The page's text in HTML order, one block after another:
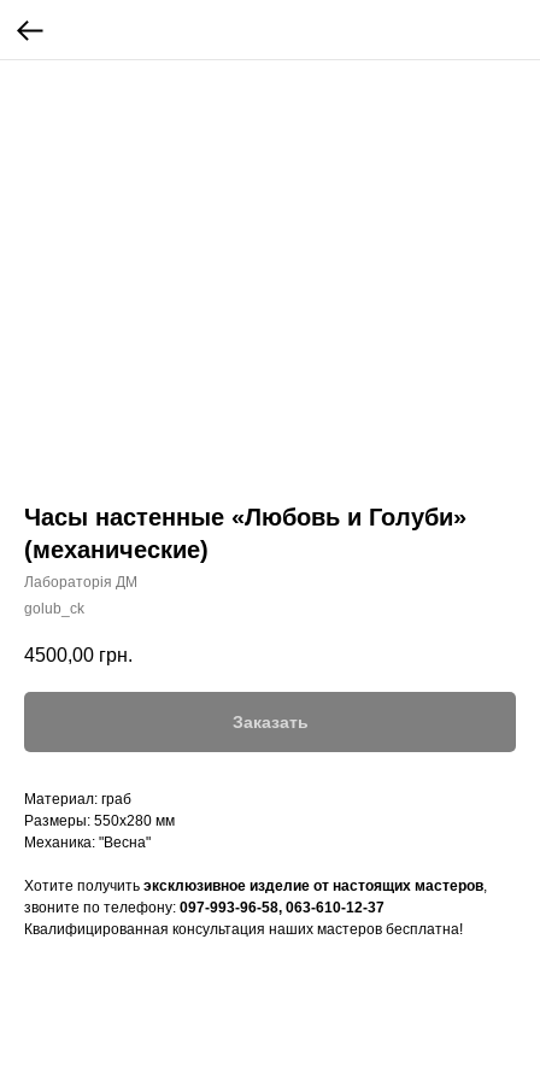
Часы настенные «Любовь и Голуби»
(механические)
Лабораторія ДМ
golub_ck
4500,00 грн.
Заказать
Материал: граб
Размеры: 550х280 мм
Механика: "Весна"
Хотите получить эксклюзивное изделие от настоящих мастеров,
звоните по телефону: 097-993-96-58, 063-610-12-37
Квалифицированная консультация наших мастеров бесплатна!